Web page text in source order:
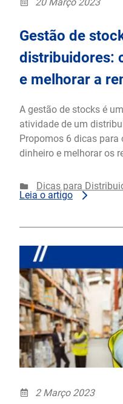
Gestão de
distribuidores:
e melhorar a
A gestão de stocks é
atividade de um
Propomos 6 dicas para
dinheiro e melhorar os
Dicas para
Leia o artigo
2 Março 2023